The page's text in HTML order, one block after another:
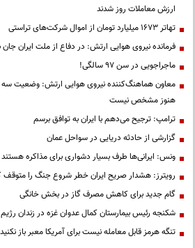
ارزش معاملات روز شدند
تهاتر ۱۶۷۳ میلیارد تومان از اموال شرکت‌های تراستی
فرمانده نیروی هوایی ارتش: در دفاع از ملت ایران
ماجراجویی در سن ۹۷ سالگی!
معاون هماهنگ‌کننده نیروی هوایی ارتش: وضعیت سه
هنوز مشخص نیست
ترامپ: ترجیح می‌دهم با ایران به توافق برسم
گزارشی از حادثه دریایی در سواحل عمان
ونس: ایرانی‌ها طرف بسیار دشواری برای مذاکره هستند
رویترز: هشدار صریح ایران خطر شروع جنگ را متوقف
گام جدید برای کاهش مصرف گاز در بخش خانگی
شکنجه رئیس بیمارستان کمال عدوان غزه در زندان
تنگه هرمز قابل معامله نیست برای آمریکا معبر باز نکنید